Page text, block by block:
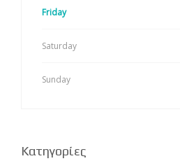
Friday
Saturday
Sunday
Kατηγορίες